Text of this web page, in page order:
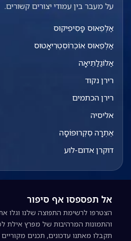
על מעבר בין עמודי יצורים קשורים.
אַלְפֵאוּס פָּסִיפִיקוּס
אַלְפֵאוּס אוֹכְרוֹסְטְרִיאָטוּס
אַלוֹגַלַתֵיאָה
רירן נקוד
רירן הכתמים
אליסיה
אֶתְרָה סְקְרוּפּוֹסָה
דוקרן אדום-לוע
אל תפספסו אף סיפור
הצטרפו לרשימת התפוצה שלנו וגלו
והתמונות המרהיבות של מפרץ אילת
תקבלו מאתנו עדכונים, תכנים